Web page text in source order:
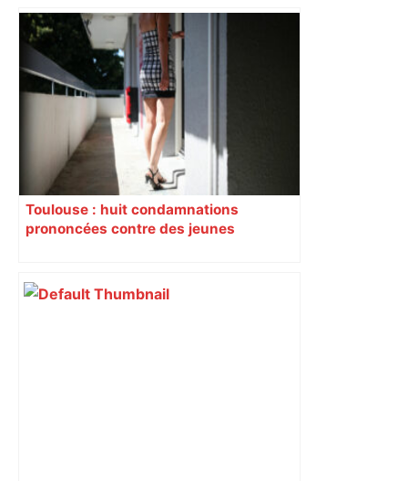
Après la fusion avec la liste PS
Toulouse, le candidat LFI salue "une
dynamique qui nous oblige à la
responsabilité" – Franceinfo
Toulouse : huit condamnations
prononcées contre des jeunes